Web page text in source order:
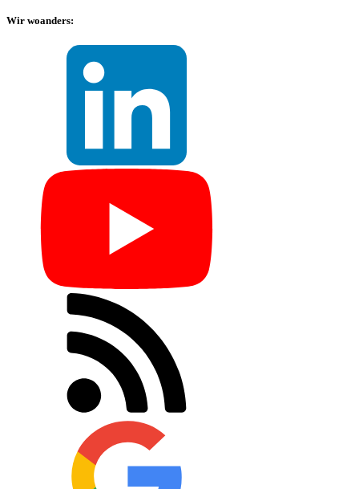
Wir woanders: